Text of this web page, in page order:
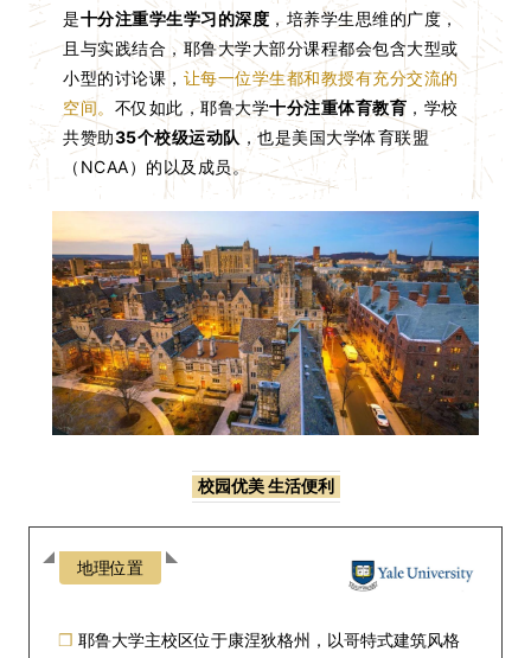
是十分注重学生学习的深度 ，培养学生思维的广度，
且与实践结合，耶鲁大学大部分课程都会包含大型或
小型的讨论课， 让每一位学生都和教授有充分交流的
空间。 不仅如此，耶鲁大学十分注重体育教育 ，学校
共赞助35个校级运动队，也是美国大学体育联盟
（NCAA）的以及成员。
校园优美 生活便利
地理位置
❒ 耶鲁大学主校区位于康涅狄格州，以哥特式建筑风格